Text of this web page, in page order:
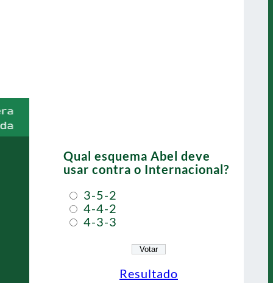
Qual esquema Abel deve
usar contra o Internacional?
3-5-2
4-4-2
4-3-3
Resultado